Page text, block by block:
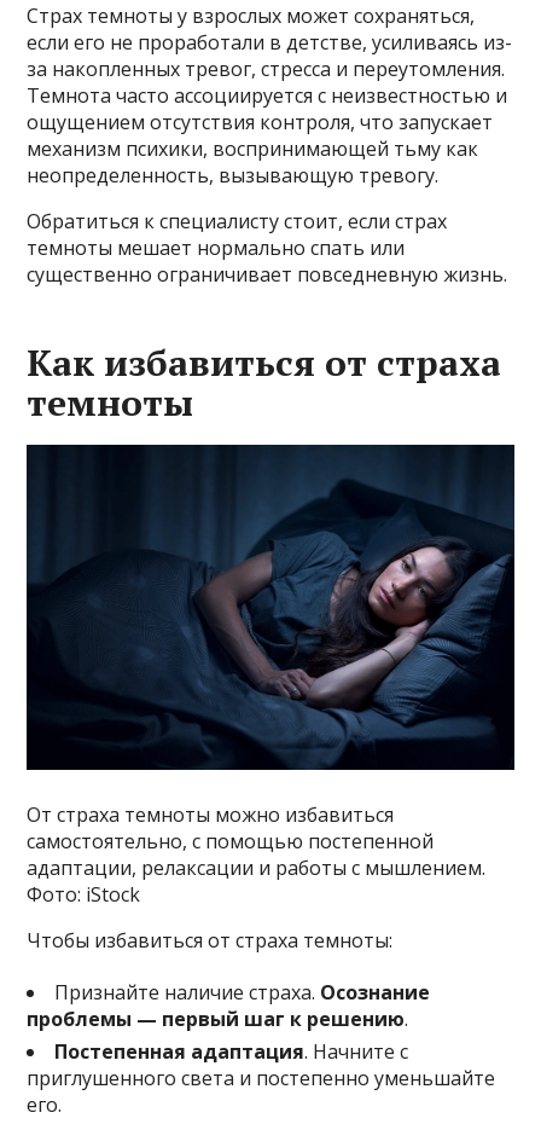
Страх темноты у взрослых может сохраняться,
если его не проработали в детстве, усиливаясь из-
за накопленных тревог, стресса и переутомления.
Темнота часто ассоциируется с неизвестностью и
ощущением отсутствия контроля, что запускает
механизм психики, воспринимающей тьму как
неопределенность, вызывающую тревогу.
Обратиться к специалисту стоит, если страх
темноты мешает нормально спать или
существенно ограничивает повседневную жизнь.
Как избавиться от страха
темноты
От страха темноты можно избавиться
самостоятельно, с помощью постепенной
адаптации, релаксации и работы с мышлением.
Фото: iStock
Чтобы избавиться от страха темноты:
Признайте наличие страха. Осознание
проблемы — первый шаг к решению.
Постепенная адаптация. Начните с
приглушенного света и постепенно уменьшайте
его.